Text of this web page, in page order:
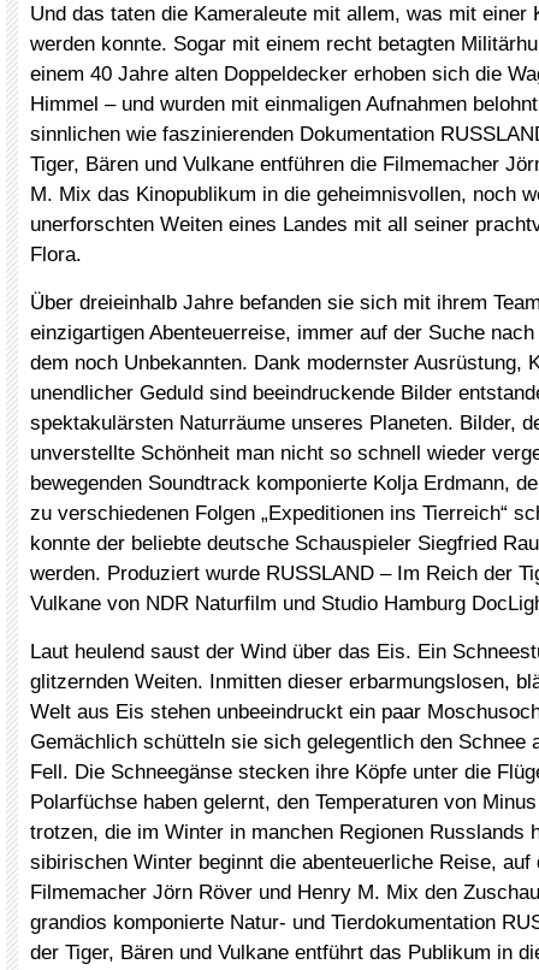
Und das taten die Kameraleute mit allem, was mit einer
werden konnte. Sogar mit einem recht betagten
einem 40 Jahre alten Doppeldecker erhoben sich die
Himmel – und wurden mit einmaligen Aufnahmen
sinnlichen wie faszinierenden Dokumentation
Tiger, Bären und Vulkane entführen die Filmemacher
M. Mix das Kinopublikum in die geheimnisvollen, noch
unerforschten Weiten eines Landes mit all seiner
Flora.
Über dreieinhalb Jahre befanden sie sich mit ihrem
einzigartigen Abenteuerreise, immer auf der Suche
dem noch Unbekannten. Dank modernster Ausrüstung,
unendlicher Geduld sind beeindruckende Bilder
spektakulärsten Naturräume unseres Planeten. Bilder,
unverstellte Schönheit man nicht so schnell wieder
bewegenden Soundtrack komponierte Kolja Erdmann,
zu verschiedenen Folgen „Expeditionen ins Tierreich“
konnte der beliebte deutsche Schauspieler Siegfried
werden. Produziert wurde RUSSLAND – Im Reich der
Vulkane von NDR Naturfilm und Studio Hamburg
Laut heulend saust der Wind über das Eis. Ein
glitzernden Weiten. Inmitten dieser erbarmungslosen,
Welt aus Eis stehen unbeeindruckt ein paar
Gemächlich schütteln sie sich gelegentlich den Schnee
Fell. Die Schneegänse stecken ihre Köpfe unter die
Polarfüchse haben gelernt, den Temperaturen von
trotzen, die im Winter in manchen Regionen Russlands
sibirischen Winter beginnt die abenteuerliche Reise, auf
Filmemacher Jörn Röver und Henry M. Mix den
grandios komponierte Natur- und Tierdokumentation
der Tiger, Bären und Vulkane entführt das Publikum in